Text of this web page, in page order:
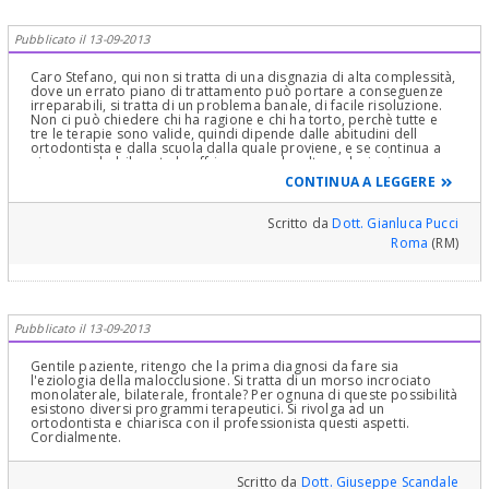
giorno e poi si prosegue come col metodo di Haas. Con queste ed
altre metodiche naturalmente, che sceglie l'Ortodontista in base
alla situazione della disgnazia e clinica e al ceck up ortodontico e
meno esteso anche questo dipende da ciò che vuole ottenere la
Dentista. Lo chieda al suo Dentista Ortodontista!Un sincero
augurio. Cordialmente Gustavo Petti,
Parodontologia,Implantologia, Gnatologia e Riabilitazione Orale
Completa in Casi Clinici Complessi ed Ortodonzia e Pedodonzia la
figlia Claudia Petti, in Cagliari
Pubblicato il 13-09-2013
Caro Stefano, qui non si tratta di una disgnazia di alta complessità,
dove un errato piano di trattamento può portare a conseguenze
irreparabili, si tratta di un problema banale, di facile risoluzione.
Non ci può chiedere chi ha ragione e chi ha torto, perchè tutte e
tre le terapie sono valide, quindi dipende dalle abitudini dell
ortodontista e dalla scuola dalla quale proviene, e se continua a
girare, probabilmente le offriranno anche altre soluzioni
terapeutiche, io personalmente sono dell'idea che prima si
CONTINUA A LEGGERE
Scritto daDott. Gianluca Pucci
Roma (RM)
Pubblicato il 13-09-2013
Gentile paziente, ritengo che la prima diagnosi da fare sia
l'eziologia della malocclusione. Si tratta di un morso incrociato
monolaterale, bilaterale, frontale? Per ognuna di queste possibilità
esistono diversi programmi terapeutici. Si rivolga ad un
ortodontista e chiarisca con il professionista questi aspetti.
Cordialmente.
Scritto da Dott. Giuseppe Scandale